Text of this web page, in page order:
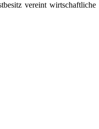
vereint wirtschaftliche